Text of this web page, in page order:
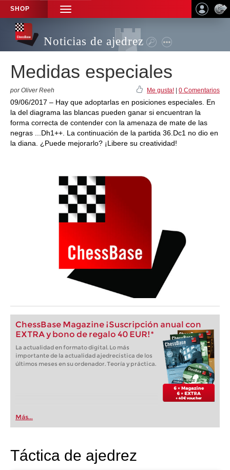
SHOP
TOGGLE
NAVIGATION
Noticias de ajedrez
Medidas especiales
por Oliver Reeh Me gusta! 0 Comentarios
09/06/2017 – Hay que adoptarlas en posiciones especiales. En
la del diagrama las blancas pueden ganar si encuentran la
forma correcta de contender con la amenaza de mate de las
negras ...Dh1++. La continuación de la partida 36.Dc1 no dio en
la diana. ¿Puede mejorarlo? ¡Libere su creatividad!
ChessBase Magazine ¡Suscripción anual con
EXTRA y bono de regalo 40 EUR!*
La actualidad en formato digital. Lo más
importante de la actualidad ajedrecistica de los
últimos meses en su ordenador. Teoría y práctica.
Más...
Táctica de ajedrez